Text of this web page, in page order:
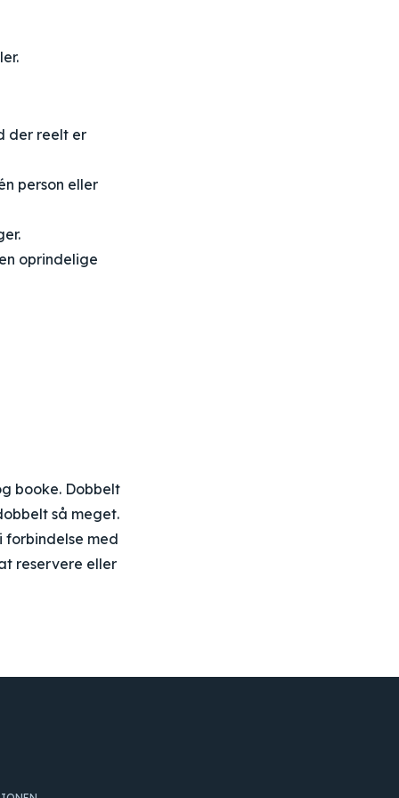
der reelt er
person eller
oprindelige
booke. Dobbelt
så meget.
forbindelse med
reservere eller